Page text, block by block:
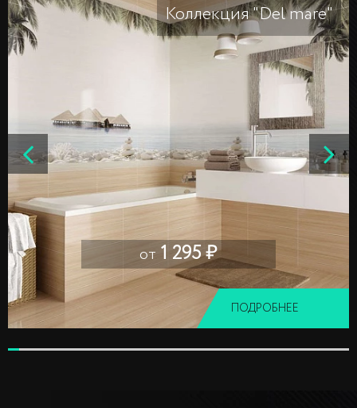
Коллекция "Del mare"
от 1 295 ₽
ПОДРОБНЕЕ